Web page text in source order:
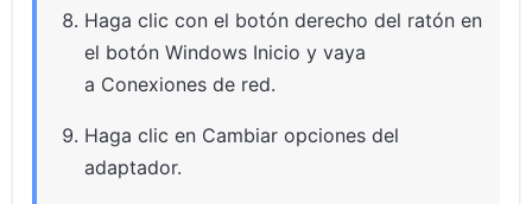
Haga clic con el botón derecho del ratón en
el botón Windows Inicio y vaya
a Conexiones de red.
Haga clic en Cambiar opciones del
adaptador.